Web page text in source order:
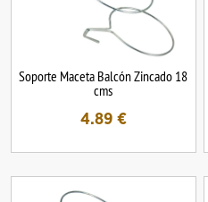
Soporte Maceta Balcón Zincado 18
cms
4.89 €